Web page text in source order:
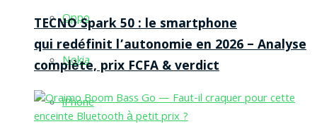
Oppo
Nokia
iPhone
TECNO Spark 50 : le smartphone
qui redéfinit l’autonomie en 2026 – Analyse
complète, prix FCFA & verdict